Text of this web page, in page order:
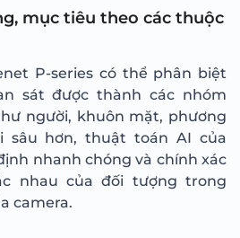
mục tiêu theo các thuộc
P-series có thể phân biệt
sát được thành các nhóm
người, khuôn mặt, phương
sâu hơn, thuật toán AI của
nhanh chóng và chính xác
nhau của đối tượng trong
camera.